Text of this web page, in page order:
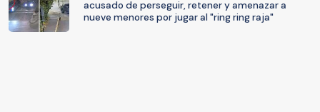
acusado de perseguir, retener y amenazar a
nueve menores por jugar al "ring ring raja"